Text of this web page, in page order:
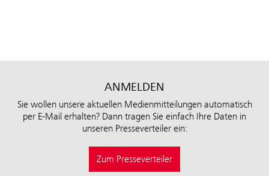
ANMELDEN
Sie wollen unsere aktuellen Medienmitteilungen automatisch
per E-Mail erhalten? Dann tragen Sie einfach Ihre Daten in
unseren Presseverteiler ein:
Zum Presseverteiler